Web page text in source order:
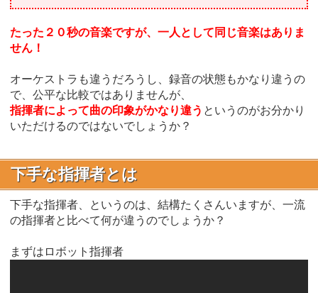
たった２０秒の音楽ですが、一人として同じ音楽はありま
せん！
オーケストラも違うだろうし、録音の状態もかなり違うの
で、公平な比較ではありませんが、
指揮者によって曲の印象がかなり違う というのがお分かり
いただけるのではないでしょうか？
下手な指揮者とは
下手な指揮者、というのは、結構たくさんいますが、一流
の指揮者と比べて何が違うのでしょうか？
まずはロボット指揮者